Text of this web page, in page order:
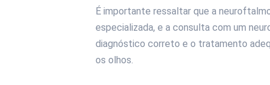
É importante ressaltar que a
especializada, e a consulta com um
diagnóstico correto e o tratamento
os olhos.